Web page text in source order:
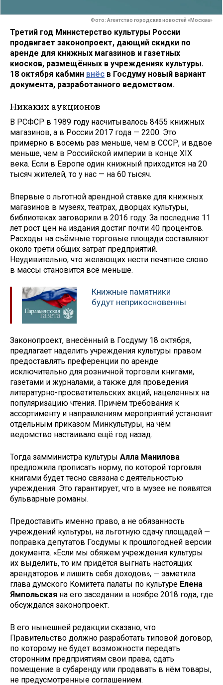
Фото: Агентство городских новостей «Москва»
Третий год Министерство культуры России
продвигает законопроект, дающий скидки по
аренде для книжных магазинов и газетных
киосков, размещённых в учреждениях культуры.
18 октября кабмин внёс в Госдуму новый вариант
документа, разработанного ведомством.
Никаких аукционов
В РСФСР в 1989 году насчитывалось 8455 книжных
магазинов, а в России 2017 года — 2200. Это
примерно в восемь раз меньше, чем в СССР, и вдвое
меньше, чем в Российской империи в конце XIX
века. Если в Европе один книжный приходится на 20
тысяч жителей, то у нас — на 60 тысяч.
Впервые о льготной арендной ставке для книжных
магазинов в музеях, театрах, дворцах культуры,
библиотеках заговорили в 2016 году. За последние 11
лет рост цен на издания достиг почти 40 процентов.
Расходы на съёмные торговые площади составляют
около трети общих затрат предприятий.
Неудивительно, что желающих нести печатное слово
в массы становится всё меньше.
Книжные памятники
будут неприкосновенны
Законопроект, внесённый в Госдуму 18 октября,
предлагает наделить учреждения культуры правом
предоставлять преференции по аренде
исключительно для розничной торговли книгами,
газетами и журналами, а также для проведения
литературно-просветительских акций, нацеленных на
популяризацию чтения. Причём требования к
ассортименту и направлениям мероприятий установит
отдельным приказом Минкультуры, на чём
ведомство настаивало ещё год назад.
Тогда замминистра культуры Алла Манилова
предложила прописать норму, по которой торговля
книгами будет тесно связана с деятельностью
учреждения. Это гарантирует, что в музее не появятся
бульварные романы.
Предоставить именно право, а не обязанность
учреждений культуры, на льготную сдачу площадей —
поправка депутатов Госдумы к прошлогодней версии
документа. «Если мы обяжем учреждения культуры
их выделить, то им придётся выгнать настоящих
арендаторов и лишить себя доходов», — заметила
глава думского Комитета палаты по культуре Елена
Ямпольская на его заседании в ноябре 2018 года, где
обсуждался законопроект.
В его нынешней редакции сказано, что
Правительство должно разработать типовой договор,
по которому не будет возможности передать
сторонним предприятиям свои права, сдать
помещение в субаренду или продавать в нём товары,
не предусмотренные соглашением.